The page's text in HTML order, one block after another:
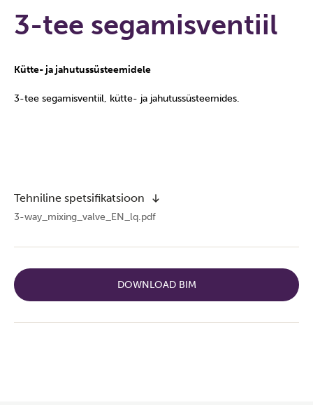
3-tee segamisventiil
Kütte- ja jahutussüsteemidele
3-tee segamisventiil, kütte- ja jahutussüsteemides.
Tehniline spetsifikatsioon
3-way_mixing_valve_EN_lq.pdf
DOWNLOAD BIM